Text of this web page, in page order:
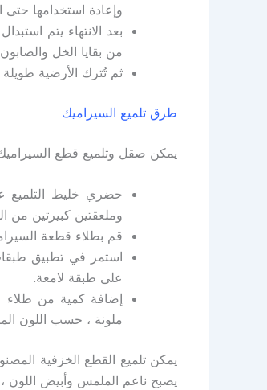
وإعادة استخدامها حتى
بعد الانتهاء يتم
من بقايا الخل
ثم تُترك الأرضية
طرق تلميع السيراميك
يمكن صقل وتلميع قطع السيراميك
حضري خليط التلميع
وملعقتين كبيرتين من
قم بطلاء قطعة
استمر في تطبيق
على طبقة لامعة.
إضافة كمية من طلاء
ملونة ، حسب اللون
يمكن تلميع القطع الخزفية
يصبح ناعم الملمس وأبيض اللون